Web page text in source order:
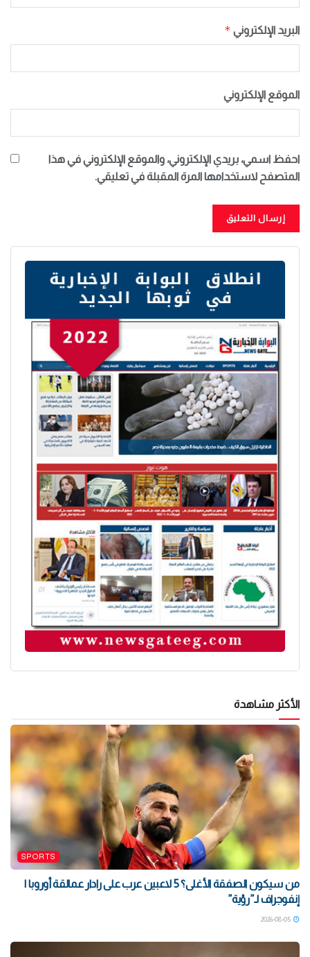
البريد الإلكتروني *
الموقع الإلكتروني
احفظ اسمي، بريدي الإلكتروني، والموقع الإلكتروني في هذا
المتصفح لاستخدامها المرة المقبلة في تعليقي.
الأكثر مشاهدة
SPORTS
من سيكون الصفقة الأغلى؟ 5 لاعبين عرب على رادار عمالقة أوروبا |
إنفوجراف لـ”رؤية”